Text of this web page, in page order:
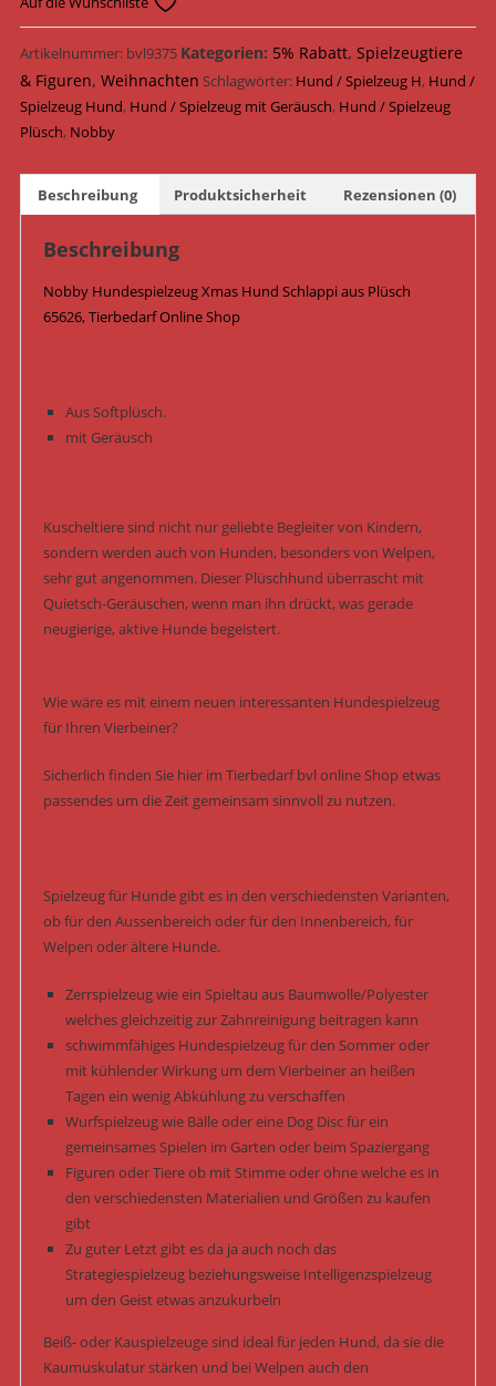
Artikelnummer: bvl9375 Kategorien: 5% Rabatt, Spielzeugtiere
& Figuren, Weihnachten Schlagwörter: Hund / Spielzeug H, Hund /
Spielzeug Hund, Hund / Spielzeug mit Geräusch, Hund / Spielzeug
Plüsch, Nobby
Beschreibung Produktsicherheit Rezensionen (0)
Beschreibung
Nobby Hundespielzeug Xmas Hund Schlappi aus Plüsch
65626, Tierbedarf Online Shop
Aus Softplüsch.
mit Geräusch
Kuscheltiere sind nicht nur geliebte Begleiter von Kindern,
sondern werden auch von Hunden, besonders von Welpen,
sehr gut angenommen. Dieser Plüschhund überrascht mit
Quietsch-Geräuschen, wenn man ihn drückt, was gerade
neugierige, aktive Hunde begeistert.
Wie wäre es mit einem neuen interessanten Hundespielzeug
für Ihren Vierbeiner?
Sicherlich finden Sie hier im Tierbedarf bvl online Shop etwas
passendes um die Zeit gemeinsam sinnvoll zu nutzen.
Spielzeug für Hunde gibt es in den verschiedensten Varianten,
ob für den Aussenbereich oder für den Innenbereich, für
Welpen oder ältere Hunde.
Zerrspielzeug wie ein Spieltau aus Baumwolle/Polyester
welches gleichzeitig zur Zahnreinigung beitragen kann
schwimmfähiges Hundespielzeug für den Sommer oder
mit kühlender Wirkung um dem Vierbeiner an heißen
Tagen ein wenig Abkühlung zu verschaffen
Wurfspielzeug wie Bälle oder eine Dog Disc für ein
gemeinsames Spielen im Garten oder beim Spaziergang
Figuren oder Tiere ob mit Stimme oder ohne welche es in
den verschiedensten Materialien und Größen zu kaufen
gibt
Zu guter Letzt gibt es da ja auch noch das
Strategiespielzeug beziehungsweise Intelligenzspielzeug
um den Geist etwas anzukurbeln
Beiß- oder Kauspielzeuge sind ideal für jeden Hund, da sie die
Kaumuskulatur stärken und bei Welpen auch den